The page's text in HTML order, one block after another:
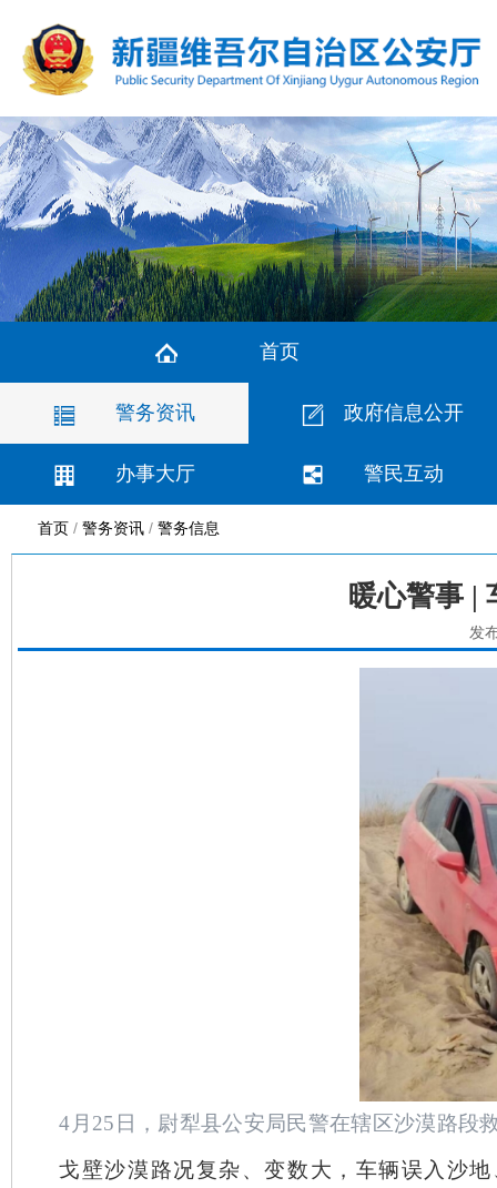
首页
警务资讯 政府信息公开
办事大厅 警民互动
首页 / 警务资讯 / 警务信息
暖心警事 |
发
4月25日，尉犁县公安局民警在辖区沙漠路段
戈壁沙漠路况复杂、变数大，车辆误入沙